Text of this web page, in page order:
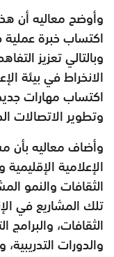
وأوضح معاليه أن
اكتساب خبرة عملية
وبالتالي تعزيز
الانخراط في بيئة
اكتساب مهارات
وتطوير الاتصالات
وأضاف معاليه بأن
الإعلامية
الثقافات والنمو
تلك المشاريع في
الثقافات، والبرامج
والدورات